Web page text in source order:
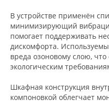
В устройстве применён
минимизирующий
помогает поддерживать
дискомфорта.
вреда озоновому слою,
экологическим
Шкафная конструкция
компоновкой облегчает